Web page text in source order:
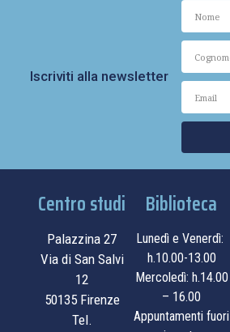
Iscriviti alla newsletter
Centro studi
Palazzina 27
Via di San Salvi
12
50135 Firenze
Tel.
Biblioteca
Lunedì e Venerdì:
h.10.00-13.00
Mercoledì: h.14.00
– 16.00
Appuntamenti fuori